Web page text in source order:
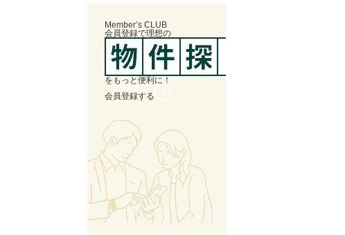
Member’s CLUB
会員登録で理想の
を もっと便利に！
会員登録する